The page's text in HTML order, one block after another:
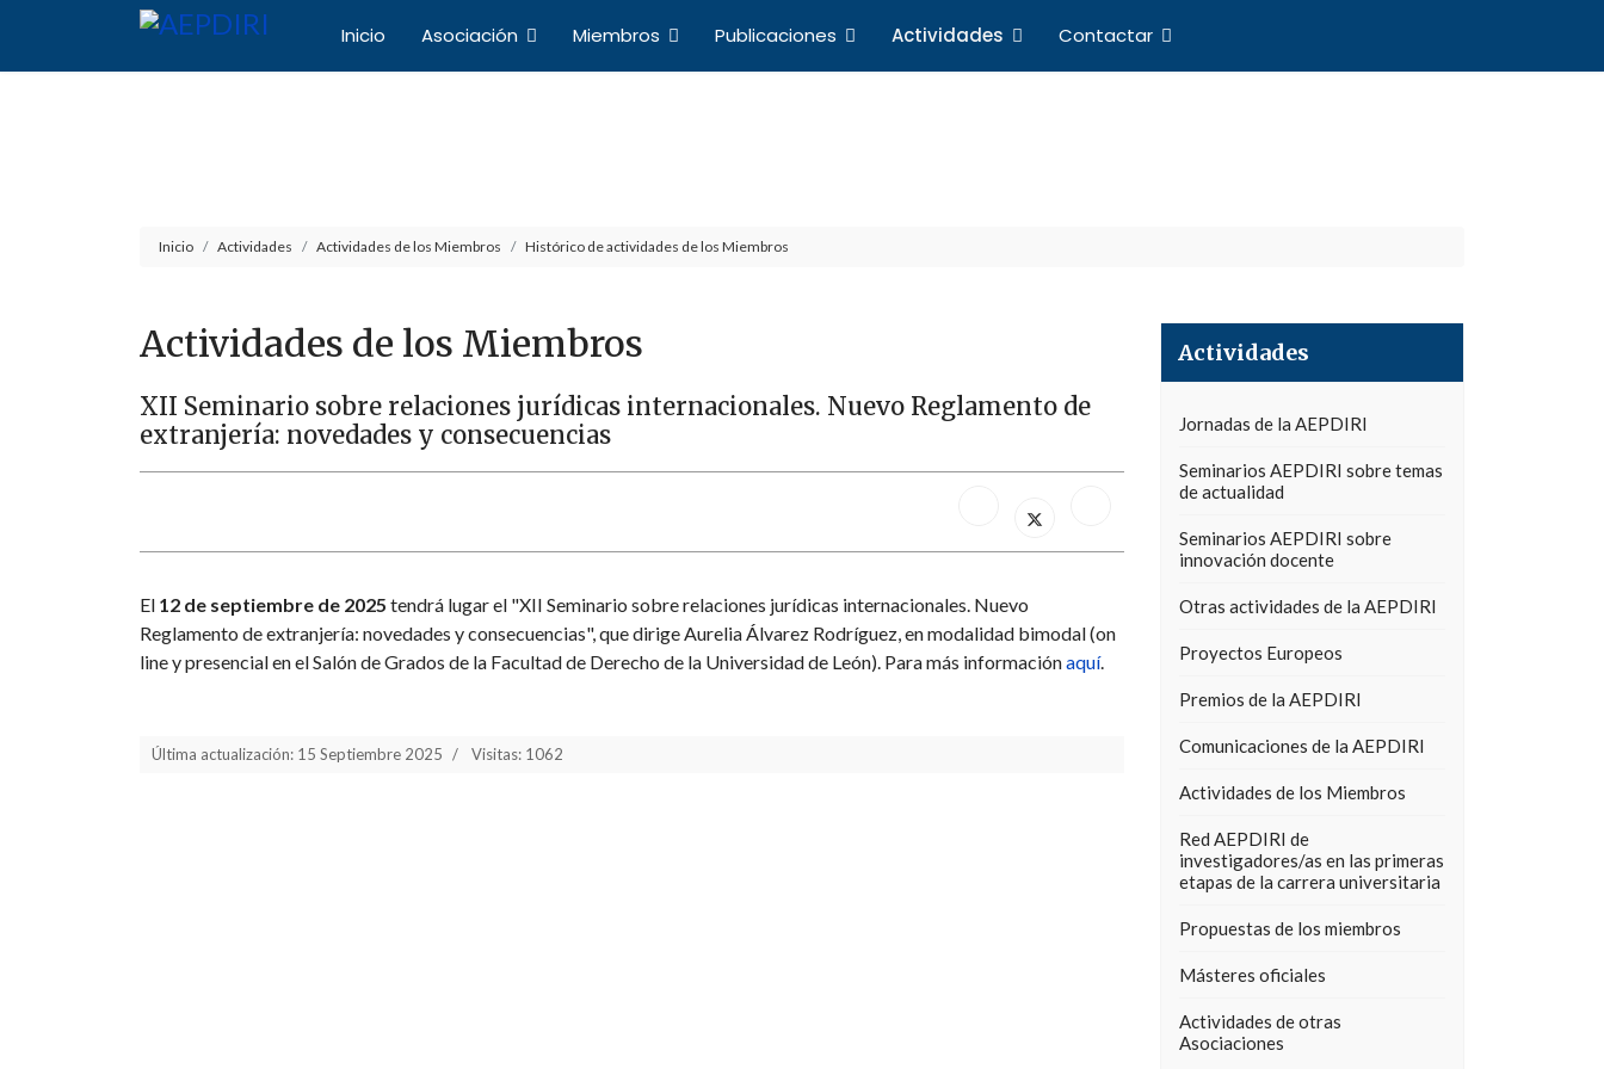
Inicio Asociación Miembros Publicaciones Actividades Contactar
Inicio Actividades Actividades de los Miembros Histórico de actividades de los Miembros
Actividades de los Miembros
XII Seminario sobre relaciones jurídicas internacionales. Nuevo Reglamento de
extranjería: novedades y consecuencias
El 12 de septiembre de 2025 tendrá lugar el "XII Seminario sobre relaciones jurídicas internacionales. Nuevo
Reglamento de extranjería: novedades y consecuencias", que dirige Aurelia Álvarez Rodríguez, en modalidad bimodal (on
line y presencial en el Salón de Grados de la Facultad de Derecho de la Universidad de León). Para más informaciónaquí.
Última actualización: 15 Septiembre 2025 Visitas: 1062
Actividades
Jornadas de la AEPDIRI
Seminarios AEPDIRI sobre temas
de actualidad
Seminarios AEPDIRI sobre
innovación docente
Otras actividades de la AEPDIRI
Proyectos Europeos
Premios de la AEPDIRI
Comunicaciones de la AEPDIRI
Actividades de los Miembros
Red AEPDIRI de
investigadores/as en las primeras
etapas de la carrera universitaria
Propuestas de los miembros
Másteres oficiales
Actividades de otras
Asociaciones